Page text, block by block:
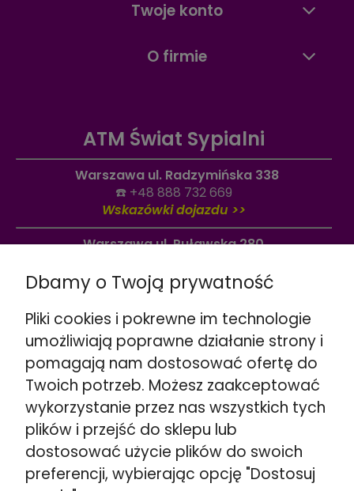
Twoje konto
O firmie
ATM Świat Sypialni
Warszawa ul. Radzymińska 338
☎️ +48 888 732 669
Wskazówki dojazdu >>
Warszawa ul. Puławska 280
Wskazówki dojazdu >>
Stojadła ul. Warszawska 79
obok Mińsk Mazowiecki
☎️+48 692 098 851
Wskazówki dojazdu >>
Kozerki ul. Generała G. Orlicz-Dreszera 29a
obok Grodzisk Mazowiecki
☎️+48 534 446 858
Wskazówki dojazdu >>
Siedlce ul. Łukowska 80
Dbamy o Twoją prywatność
Pliki cookies i pokrewne im technologie
umożliwiają poprawne działanie strony i
pomagają nam dostosować ofertę do
Twoich potrzeb. Możesz zaakceptować
wykorzystanie przez nas wszystkich tych
plików i przejść do sklepu lub
dostosować użycie plików do swoich
preferencji, wybierając opcję "Dostosuj